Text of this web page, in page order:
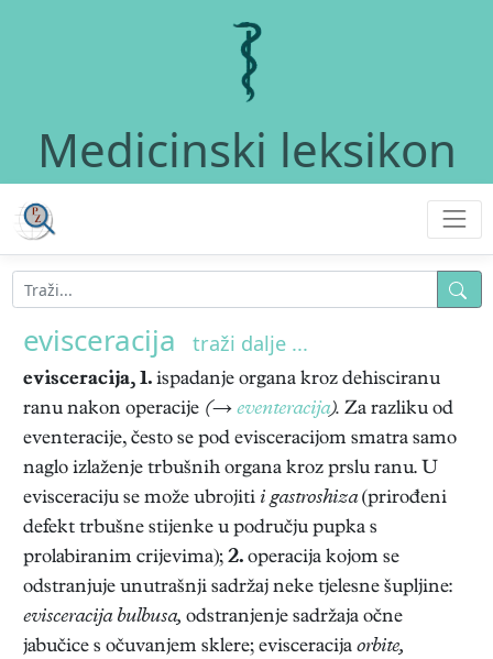
Medicinski leksikon
evisceracija traži dalje ...
evisceracija, 1. ispadanje organa kroz dehisciranu
ranu nakon operacije (→ eventeracija). Za razliku od
eventeracije, često se pod evisceracijom smatra samo
naglo izlaženje trbušnih organa kroz prslu ranu. U
evisceraciju se može ubrojiti i gastroshiza(prirođeni
defekt trbušne stijenke u području pupka s
prolabiranim crijevima); 2. operacija kojom se
odstranjuje unutrašnji sadržaj neke tjelesne šupljine:
evisceracija bulbusa, odstranjenje sadržaja očne
jabučice s očuvanjem sklere; evisceracija orbite,